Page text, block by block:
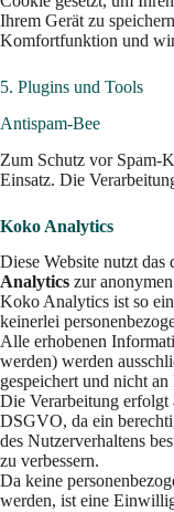
Ihrem Gerät zu
Komfortfunktion und
5. Plugins und Tools
Antispam-Bee
Zum Schutz vor Spam-
Einsatz. Die
Koko Analytics
Diese Website nutzt
Analytics zur
Koko Analytics ist so
keinerlei
Alle erhobenen
werden) werden
gespeichert und nicht
Die Verarbeitung
DSGVO, da ein
des Nutzerverhaltens
zu verbessern.
Da keine
werden, ist eine